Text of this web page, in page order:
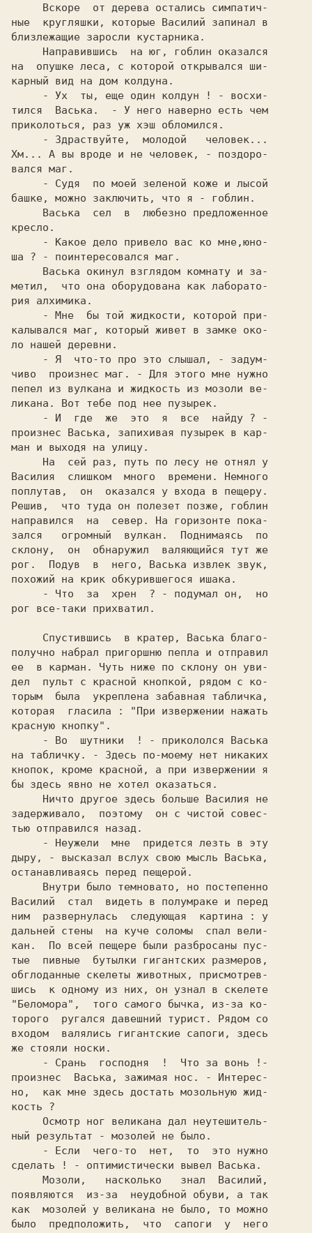
ные  кругляшки, которые Василий запинал в
близлежащие заросли кустарника.
на  опушке леса, с которой открывался ши-
карный вид на дом колдуна.
тился  Васька.  - У него наверно есть чем
приколоться, раз уж хэш обломился.
Хм... А вы вроде и не человек, - поздоро-
вался маг.
башке, можно заключить, что я - гоблин.
кресло.
ша ? - поинтересовался маг.
метил,  что она оборудована как лаборато-
рия алхимика.
калывался маг, который живет в замке око-
ло нашей деревни.
чиво  произнес маг. - Для этого мне нужно
пепел из вулкана и жидкость из мозоли ве-
ликана. Вот тебе под нее пузырек.
произнес Васька, запихивая пузырек в кар-
ман и выходя на улицу.
Василия  слишком  много  времени. Немного
поплутав,  он  оказался у входа в пещеру.
Решив,  что туда он полезет позже, гоблин
направился  на  север. На горизонте пока-
зался   огромный  вулкан.  Поднимаясь  по
склону,  он  обнаружил  валяющийся тут же
рог.  Подув  в  него, Васька извлек звук,
похожий на крик обкурившегося ишака.
рог все-таки прихватил.
получно набрал пригоршню пепла и отправил
ее  в карман. Чуть ниже по склону он уви-
дел  пульт с красной кнопкой, рядом с ко-
торым  была  укреплена забавная табличка,
которая  гласила : "При извержении нажать
красную кнопку".
на табличку. - Здесь по-моему нет никаких
кнопок, кроме красной, а при извержении я
бы здесь явно не хотел оказаться.
задерживало,  поэтому  он с чистой совес-
тью отправился назад.
дыру, - высказал вслух свою мысль Васька,
останавливаясь перед пещерой.
Василий  стал  видеть в полумраке и перед
ним  развернулась  следующая  картина : у
дальней стены  на куче соломы  спал вели-
кан.  По всей пещере были разбросаны пус-
тые  пивные  бутылки гигантских размеров,
обглоданные скелеты животных, присмотрев-
шись  к одному из них, он узнал в скелете
"Беломора",  того самого бычка, из-за ко-
торого  ругался давешний турист. Рядом со
входом  валялись гигантские сапоги, здесь
же стояли носки.
произнес  Васька, зажимая нос. - Интерес-
но,  как мне здесь достать мозольную жид-
кость ?
ный результат - мозолей не было.
сделать ! - оптимистически вывел Васька.
появляются  из-за  неудобной обуви, а так
как  мозолей у великана не было, то можно
было  предположить,  что  сапоги  у  него